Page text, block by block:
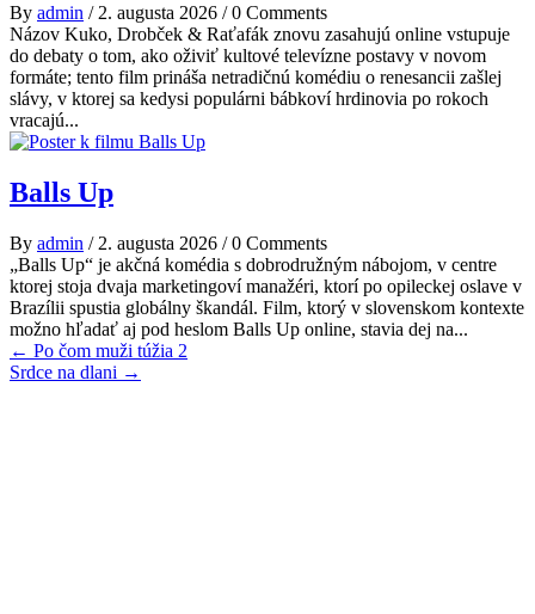
By admin / 2. augusta 2026 /0 Comments
Názov Kuko, Drobček & Raťafák znovu zasahujú online vstupuje
do debaty o tom, ako oživiť kultové televízne postavy v novom
formáte; tento film prináša netradičnú komédiu o renesancii zašlej
slávy, v ktorej sa kedysi populárni bábkoví hrdinovia po rokoch
vracajú...
Balls Up
By admin / 2. augusta 2026 /0 Comments
„Balls Up“ je akčná komédia s dobrodružným nábojom, v centre
ktorej stoja dvaja marketingoví manažéri, ktorí po opileckej oslave v
Brazílii spustia globálny škandál. Film, ktorý v slovenskom kontexte
možno hľadať aj pod heslom Balls Up online, stavia dej na...
Post
navigation
← Po čom muži túžia 2
Srdce na dlani →